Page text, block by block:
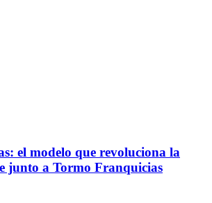
el modelo que revoluciona la
junto a Tormo Franquicias